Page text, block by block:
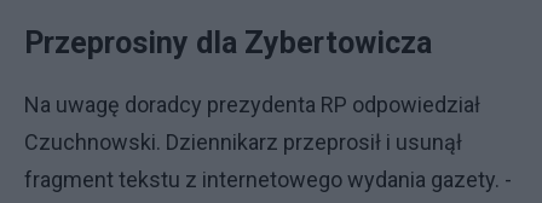
Przeprosiny dla Zybertowicza
Na uwagę doradcy prezydenta RP odpowiedział
Czuchnowski. Dziennikarz przeprosił i usunął
fragment tekstu z internetowego wydania gazety. -